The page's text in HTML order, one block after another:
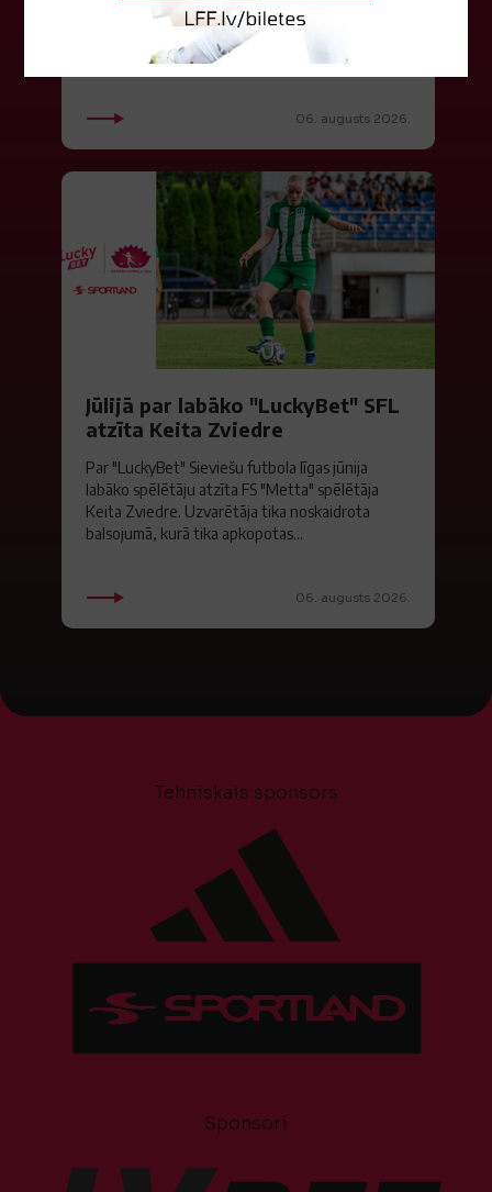
Konferences līgas kvalifikācijas trešajā kārtā
aizvadīja divi Latvijas klubi. FC RFS izbraukumā ar
0:2 zaudēja Čehijas "Jablonec"...
06. augusts 2026.
Jūlijā par labāko "LuckyBet" SFL
atzīta Keita Zviedre
Par "LuckyBet" Sieviešu futbola līgas jūnija
labāko spēlētāju atzīta FS "Metta" spēlētāja
Keita Zviedre. Uzvarētāja tika noskaidrota
balsojumā, kurā tika apkopotas...
06. augusts 2026.
Tehniskais sponsors
Sponsori